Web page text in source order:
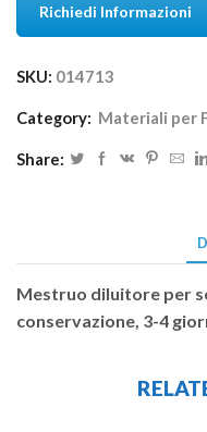
Richiedi Informazioni
SKU: 014713
Category: Materiali per
Share:
Mestruo diluitore per
conservazione, 3-4